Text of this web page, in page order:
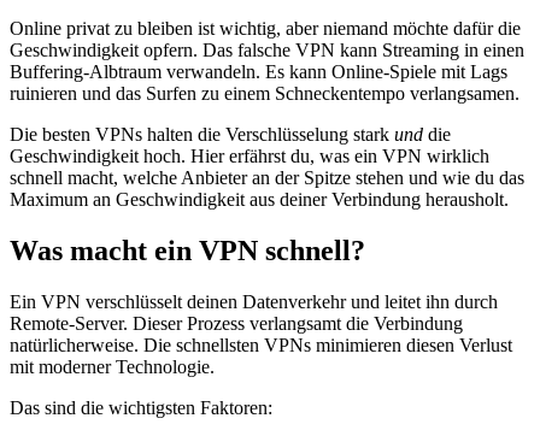
Online privat zu bleiben ist wichtig, aber niemand möchte dafür die
Geschwindigkeit opfern. Das falsche VPN kann Streaming in einen
Buffering-Albtraum verwandeln. Es kann Online-Spiele mit Lags
ruinieren und das Surfen zu einem Schneckentempo verlangsamen.
Die besten VPNs halten die Verschlüsselung stark und die
Geschwindigkeit hoch. Hier erfährst du, was ein VPN wirklich
schnell macht, welche Anbieter an der Spitze stehen und wie du das
Maximum an Geschwindigkeit aus deiner Verbindung herausholt.
Was macht ein VPN schnell?
Ein VPN verschlüsselt deinen Datenverkehr und leitet ihn durch
Remote-Server. Dieser Prozess verlangsamt die Verbindung
natürlicherweise. Die schnellsten VPNs minimieren diesen Verlust
mit moderner Technologie.
Das sind die wichtigsten Faktoren: